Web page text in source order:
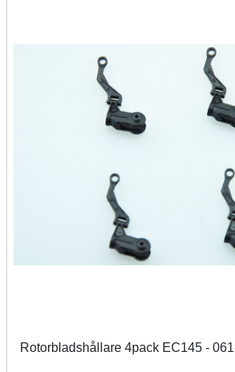
Rotorbladshållare 4pack EC145 -